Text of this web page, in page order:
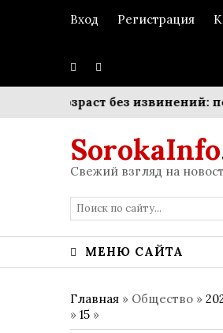
Вход Регистрация
Возраст без извинений:
SorokaInfo
Свежий взгляд на
МЕНЮ САЙТА
Главная » Общество »
» 15 »